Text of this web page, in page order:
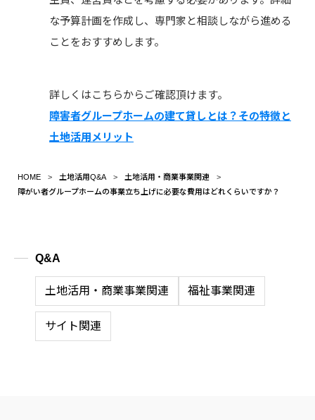
な予算計画を作成し、専門家と相談しながら進める
ことをおすすめします。
詳しくはこちらからご確認頂けます。
障害者グループホームの建て貸しとは？その特徴と
土地活用メリット
HOME 土地活用Q&A
土地活用・商業事業関連
障がい者グループホームの事業立ち上げに必要な費用はどれくらいですか？
Q&A
土地活用・商業事業関連 福祉事業関連
サイト関連